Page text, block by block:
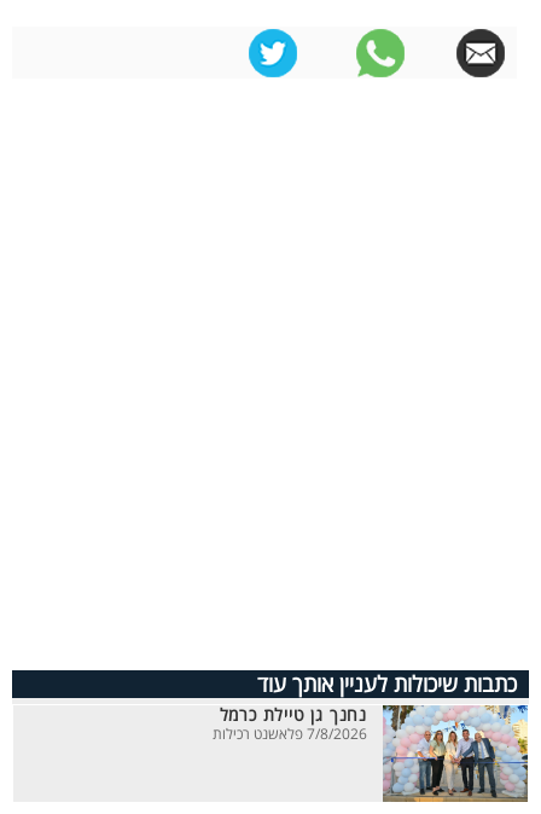
כתבות שיכולות לעניין אותך עוד
נחנך גן טיילת כרמל
7/8/2026 פלאשנט רכילות